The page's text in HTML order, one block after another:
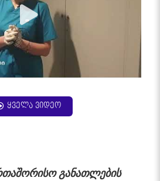
ყველა ვიდეო
განათლების